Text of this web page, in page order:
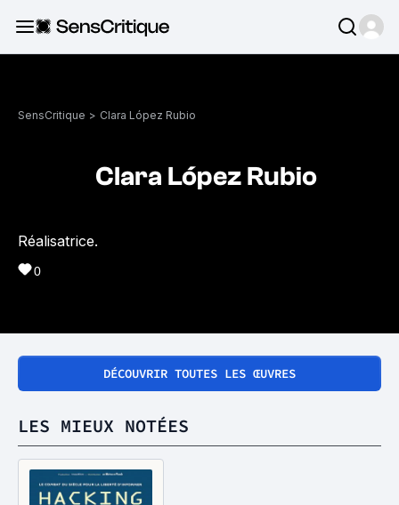
SensCritique > Clara López Rubio
Clara López Rubio
Réalisatrice.
0
DÉCOUVRIR TOUTES LES ŒUVRES
LES MIEUX NOTÉES